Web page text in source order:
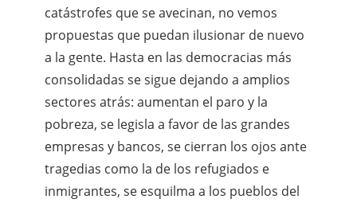
catástrofes que se avecinan, no vemos
propuestas que puedan ilusionar de nuevo
a la gente. Hasta en las democracias más
consolidadas se sigue dejando a amplios
sectores atrás: aumentan el paro y la
pobreza, se legisla a favor de las grandes
empresas y bancos, se cierran los ojos ante
tragedias como la de los refugiados e
inmigrantes, se esquilma a los pueblos del